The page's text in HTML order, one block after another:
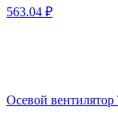
563.04 ₽
Осевой